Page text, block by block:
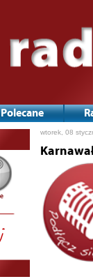
Polecane
wtorek, 08